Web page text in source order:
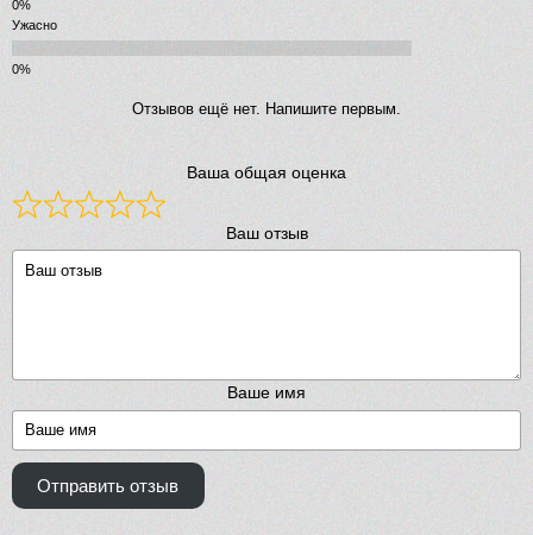
Ужасно
Отзывов ещё нет. Напишите первым.
Ваша общая оценка
Ваш отзыв
Ваше имя
Отправить отзыв